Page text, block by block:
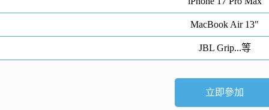
MacBook Air 13"
JBL Grip...等
立即參加